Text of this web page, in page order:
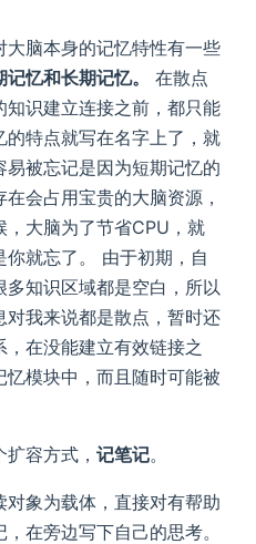
脑本身的记忆特性有一些
忆和长期记忆。
在散点
识建立连接之前，都只能
的特点就写在名字上了，就
被忘记是因为短期记忆的
会占用宝贵的大脑资源，
，大脑为了节省CPU，就
就忘了。 由于初期，自
知识区域都是空白，所以
对我来说都是散点，暂时还
在没能建立有效链接之
模块中，而且随时可能被
容方式， 记笔记。
象为载体，直接对有帮助
在旁边写下自己的思考。